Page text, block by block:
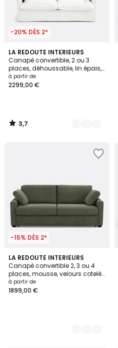
-20% DÈS 2*
LA REDOUTE INTERIEURS
Canapé convertible, 2 ou 3
places, déhoussable, lin épais,
ODNA
à partir de
2299,00 €
3,7
/ 5
2
Couleurs
3,7
/
-15% DÈS 2*
LA REDOUTE INTERIEURS
Canapé convertible 2, 3 ou 4
places, mousse, velours cotelé
fines côtes, TIMOR
à partir de
1899,00 €
5
Couleurs